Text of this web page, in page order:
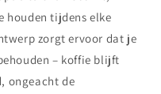
houden tijdens elke
zorgt ervoor dat je
– koffie blijft
ongeacht de